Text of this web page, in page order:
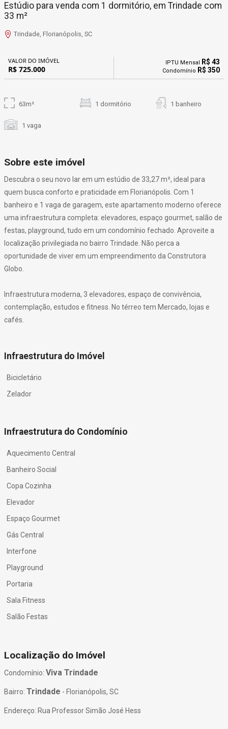
Estúdio para venda com 1 dormitório, em Trindade com
33 m²
Trindade, Florianópolis, SC
VALOR DO IMÓVEL
R$ 725.000
IPTU Mensal R$ 43
Condomínio R$ 350
63m² 1 dormitório 1 banheiro
1 vaga
Sobre este imóvel
Descubra o seu novo lar em um estúdio de 33,27 m², ideal para
quem busca conforto e praticidade em Florianópolis. Com 1
banheiro e 1 vaga de garagem, este apartamento moderno oferece
uma infraestrutura completa: elevadores, espaço gourmet, salão de
festas, playground, tudo em um condomínio fechado. Aproveite a
localização privilegiada no bairro Trindade. Não perca a
oportunidade de viver em um empreendimento da Construtora
Globo.
Infraestrutura moderna, 3 elevadores, espaço de convivência,
contemplação, estudos e fitness. No térreo tem Mercado, lojas e
cafés.
Infraestrutura do Imóvel
Bicicletário
Zelador
Infraestrutura do Condomínio
Aquecimento Central
Banheiro Social
Copa Cozinha
Elevador
Espaço Gourmet
Gás Central
Interfone
Playground
Portaria
Sala Fitness
Salão Festas
Localização do Imóvel
Condomínio: Viva Trindade
Bairro: Trindade - Florianópolis, SC
Endereço: Rua Professor Simão José Hess